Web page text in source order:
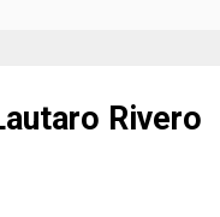
Rivero